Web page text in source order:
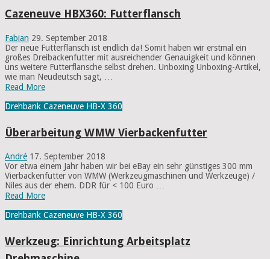
Cazeneuve HBX360: Futterflansch
Fabian 29. September 2018
Der neue Futterflansch ist endlich da! Somit haben wir erstmal ein
großes Dreibackenfutter mit ausreichender Genauigkeit und können
uns weitere Futterflansche selbst drehen. Unboxing Unboxing-Artikel,
wie man Neudeutsch sagt, …
Read More
Drehbank Cazeneuve HB-X 360
Überarbeitung WMW Vierbackenfutter
André 17. September 2018
Vor etwa einem Jahr haben wir bei eBay ein sehr günstiges 300 mm
Vierbackenfutter von WMW (Werkzeugmaschinen und Werkzeuge) /
Niles aus der ehem. DDR für < 100 Euro …
Read More
Drehbank Cazeneuve HB-X 360
Werkzeug: Einrichtung Arbeitsplatz